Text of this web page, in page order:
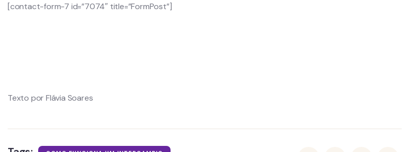
[contact-form-7 id=”7074″ title=”FormPost”]
Texto por Flávia Soares